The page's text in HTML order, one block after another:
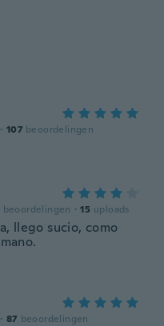
· 107 beoordelingen
beoordelingen · 15 uploads
llego sucio, como
· 87 beoordelingen